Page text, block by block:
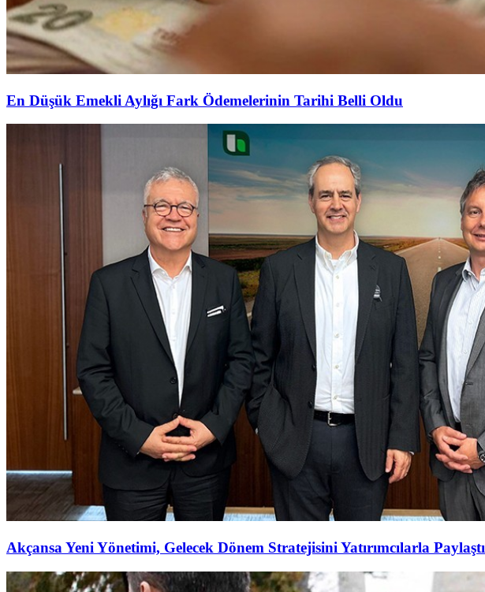
En Düşük Emekli Aylığı Fark Ödemelerinin Tarihi Belli Oldu
Akçansa Yeni Yönetimi, Gelecek Dönem Stratejisini Yatırımcılarla Paylaştı